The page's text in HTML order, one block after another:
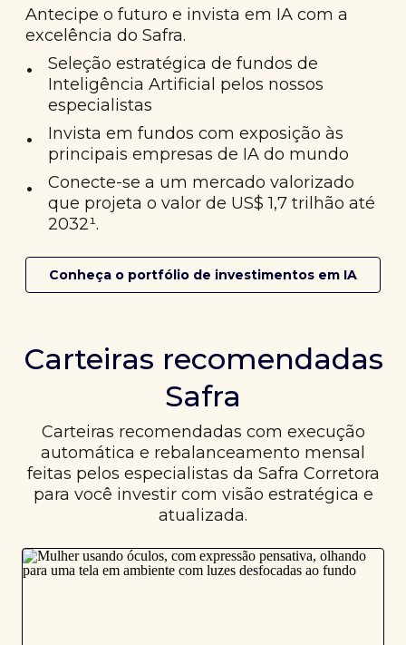
Antecipe o futuro e invista em IA com a
excelência do Safra.
•
Seleção estratégica de fundos de
Inteligência Artificial pelos nossos
especialistas
•
Invista em fundos com exposição às
principais empresas de IA do mundo
•
Conecte-se a um mercado valorizado
que projeta o valor de US$ 1,7 trilhão até
2032¹.
Conheça o portfólio de investimentos em IA
Carteiras recomendadas
Safra
Carteiras recomendadas com execução
automática e rebalanceamento mensal
feitas pelos especialistas da Safra Corretora
para você investir com visão estratégica e
atualizada.